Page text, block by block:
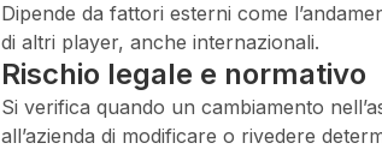
Dipende da fattori esterni come
di altri player, anche internazionali.
Rischio legale e normativo
Si verifica quando un cambiamento
all’azienda di modificare o rivedere